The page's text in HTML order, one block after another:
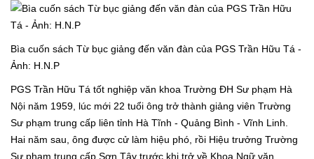
Bìa cuốn sách Từ bục giảng đến văn đàn của PGS Trần Hữu Tá -
Ảnh: H.N.P
PGS Trần Hữu Tá tốt nghiệp văn khoa Trường ĐH Sư phạm Hà
Nội năm 1959, lúc mới 22 tuổi ông trở thành giảng viên Trường
Sư phạm trung cấp liên tỉnh Hà Tĩnh - Quảng Bình - Vĩnh Linh.
Hai năm sau, ông được cử làm hiệu phó, rồi Hiệu trưởng Trường
Sư phạm trung cấp Sơn Tây trước khi trở về Khoa Ngữ văn